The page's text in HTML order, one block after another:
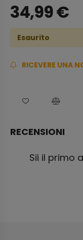
34,99€
Esaurito
RICEVERE UNA
RECENSIONI
Sii il primo